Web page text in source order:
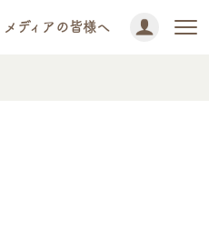
メディアの皆様へ